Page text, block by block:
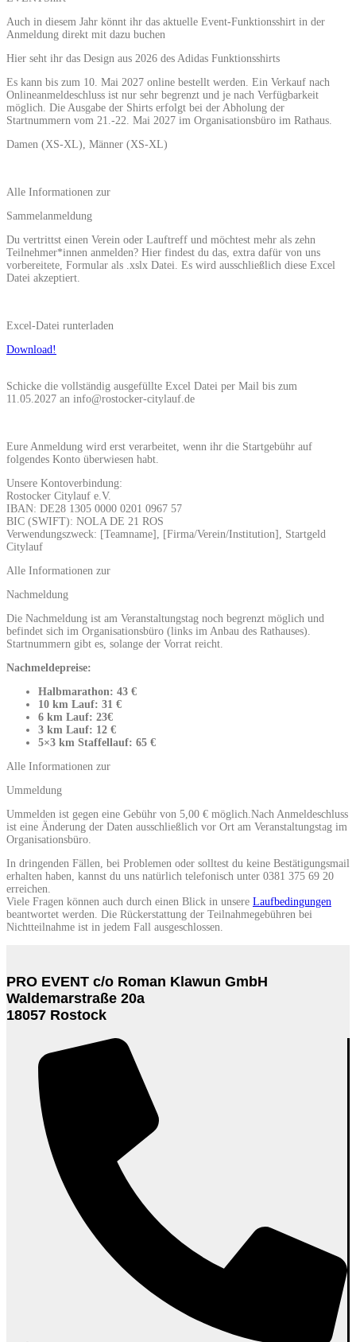
Auch in diesem Jahr könnt ihr das aktuelle Event-Funktionsshirt in der
Anmeldung direkt mit dazu buchen
Hier seht ihr das Design aus 2026 des Adidas Funktionsshirts
Es kann bis zum 10. Mai 2027 online bestellt werden. Ein Verkauf nach
Onlineanmeldeschluss ist nur sehr begrenzt und je nach Verfügbarkeit
möglich. Die Ausgabe der Shirts erfolgt bei der Abholung der
Startnummern vom 21.-22. Mai 2027 im Organisationsbüro im Rathaus.
Damen (XS-XL), Männer (XS-XL)
Alle Informationen zur
Sammelanmeldung
Du vertrittst einen Verein oder Lauftreff und möchtest mehr als zehn
Teilnehmer*innen anmelden? Hier findest du das, extra dafür von uns
vorbereitete, Formular als .xslx Datei. Es wird ausschließlich diese Excel
Datei akzeptiert.
Excel-Datei runterladen
Download!
Schicke die vollständig ausgefüllte Excel Datei per Mail bis zum
11.05.2027 an info@rostocker-citylauf.de
Eure Anmeldung wird erst verarbeitet, wenn ihr die Startgebühr auf
folgendes Konto überwiesen habt.
Unsere Kontoverbindung:
Rostocker Citylauf e.V.
IBAN: DE28 1305 0000 0201 0967 57
BIC (SWIFT): NOLA DE 21 ROS
Verwendungszweck: [Teamname], [Firma/Verein/Institution], Startgeld
Citylauf
Alle Informationen zur
Nachmeldung
Die Nachmeldung ist am Veranstaltungstag noch begrenzt möglich und
befindet sich im Organisationsbüro (links im Anbau des Rathauses).
Startnummern gibt es, solange der Vorrat reicht.
Nachmeldepreise:
Halbmarathon: 43 €
10 km Lauf: 31 €
6 km Lauf: 23€
3 km Lauf: 12 €
5×3 km Staffellauf: 65 €
Alle Informationen zur
Ummeldung
Ummelden ist gegen eine Gebühr von 5,00 € möglich.Nach Anmeldeschluss
ist eine Änderung der Daten ausschließlich vor Ort am Veranstaltungstag im
Organisationsbüro.
In dringenden Fällen, bei Problemen oder solltest du keine Bestätigungsmail
erhalten haben, kannst du uns natürlich telefonisch unter 0381 375 69 20
erreichen.
Viele Fragen können auch durch einen Blick in unsere Laufbedingungen
beantwortet werden. Die Rückerstattung der Teilnahmegebühren bei
Nichtteilnahme ist in jedem Fall ausgeschlossen.
PRO EVENT c/o Roman Klawun GmbH
Waldemarstraße 20a
18057 Rostock